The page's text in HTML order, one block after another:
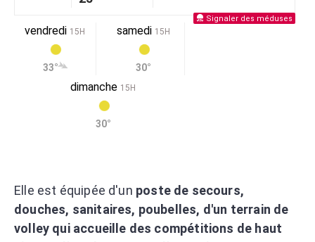
Signaler des méduses
vendredi 15H
33°
samedi 15H
30°
dimanche 15H
30°
Elle est équipée d'un poste de secours,
douches, sanitaires, poubelles, d'un terrain de
volley qui accueille des compétitions de haut